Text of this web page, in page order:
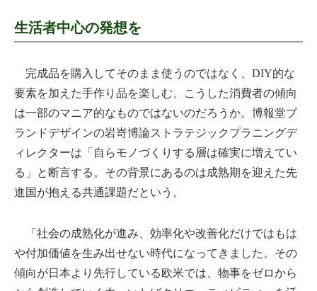
生活者中心の発想を
完成品を購入してそのまま使うのではなく、DIY的な
要素を加えた手作り品を楽しむ、こうした消費者の傾向
は一部のマニア的なものではないのだろうか。博報堂ブ
ランドデザインの岩嵜博論ストラテジックプラニングデ
ィレクターは「自らモノづくりする層は確実に増えてい
る」と断言する。その背景にあるのは成熟期を迎えた先
進国が抱える共通課題だという。
「社会の成熟化が進み、効率化や改善化だけではもは
や付加価値を生み出せない時代になってきました。その
傾向が日本より先行している欧米では、物事をゼロから